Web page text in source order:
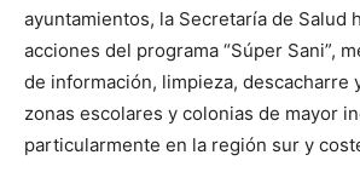
ayuntamientos, la Secretaría de Salud
acciones del programa “Súper Sani”,
de información, limpieza, descacharre
zonas escolares y colonias de mayor
particularmente en la región sur y